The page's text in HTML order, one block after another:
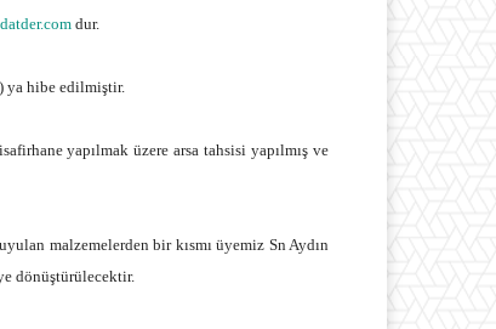
dur.
ya hibe edilmiştir.
yapılmak üzere arsa tahsisi yapılmış ve
malzemelerden bir kısmı üyemiz Sn Aydın
dönüştürülecektir.